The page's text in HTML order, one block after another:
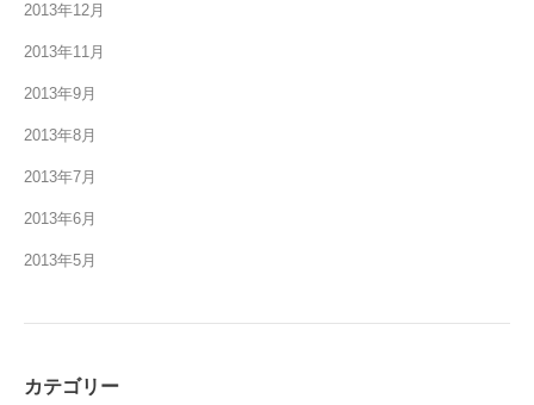
2013年12月
2013年11月
2013年9月
2013年8月
2013年7月
2013年6月
2013年5月
カテゴリー